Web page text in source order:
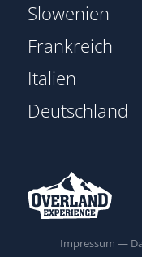
Slowenien
Frankreich
Italien
Deutschland
Impressum —